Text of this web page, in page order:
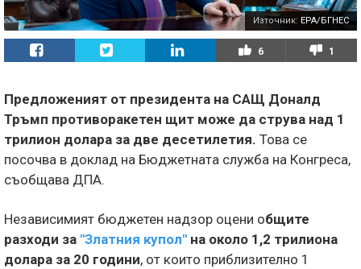
Източник: EPA/БГНЕС
6 1
Предложеният от президента на САЩ Доналд
Тръмп противоракетен щит може да струва над 1
трилион долара за две десетилетия. Това се
посочва в доклад на Бюджетната служба на Конгреса,
съобщава ДПА.
Независимият бюджетен надзор оцени общите
разходи за "Златния купол" на около 1,2 трилиона
долара за 20 години, от които приблизително 1